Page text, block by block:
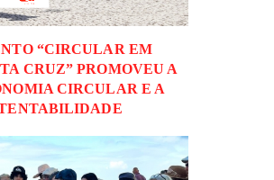
“CIRCULAR EM
CRUZ” PROMOVEU A
CIRCULAR E A